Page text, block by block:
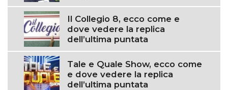
Il Collegio 8, ecco come e
dove vedere la replica
dell’ultima puntata
Tale e Quale Show, ecco come
e dove vedere la replica
dell’ultima puntata